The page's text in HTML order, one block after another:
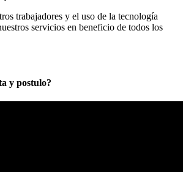
trabajadores y el uso de la tecnología
servicios en beneficio de todos los
y postulo?